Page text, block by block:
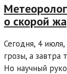
о скорой
Сегодня, 4
грозы, а завтра
Но научный